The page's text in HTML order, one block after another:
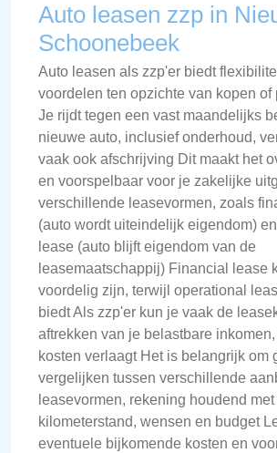
Auto leasen zzp in
Schoonebeek
Auto leasen als zzp'er biedt
voordelen ten opzichte van kopen of
Je rijdt tegen een vast maandelijks
nieuwe auto, inclusief onderhoud,
vaak ook afschrijving Dit maakt het
en voorspelbaar voor je zakelijke
verschillende leasevormen, zoals
(auto wordt uiteindelijk eigendom)
lease (auto blijft eigendom van de
leasemaatschappij) Financial lease
voordelig zijn, terwijl operational
biedt Als zzp'er kun je vaak de
aftrekken van je belastbare
kosten verlaagt Het is belangrijk om
vergelijken tussen verschillende
leasevormen, rekening houdend
kilometerstand, wensen en budget
eventuele bijkomende kosten en